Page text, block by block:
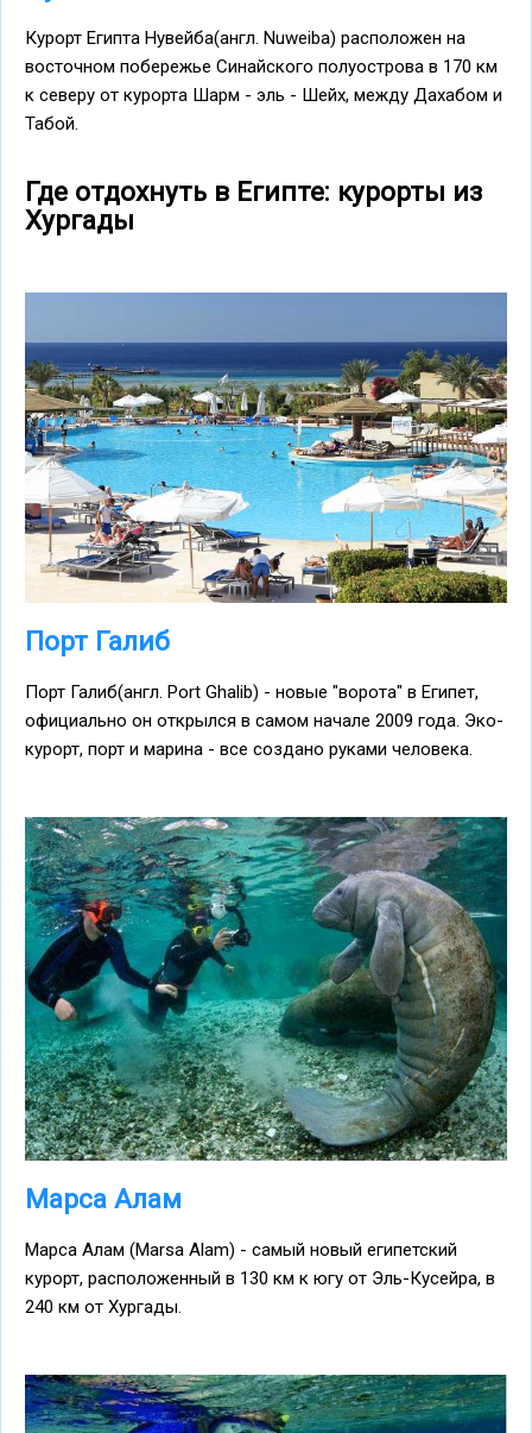
Курорт Египта Нувейба(англ. Nuweiba) расположен на
восточном побережье Синайского полуострова в 170 км
к северу от курорта Шарм - эль - Шейх, между Дахабом и
Табой.
Где отдохнуть в Египте: курорты из
Хургады
Порт Галиб
Порт Галиб(англ. Port Ghalib) - новые "ворота" в Египет,
официально он открылся в самом начале 2009 года. Эко-
курорт, порт и марина - все создано руками человека.
Марса Алам
Марса Алам (Marsa Alam) - самый новый египетский
курорт, расположенный в 130 км к югу от Эль-Кусейра, в
240 км от Хургады.